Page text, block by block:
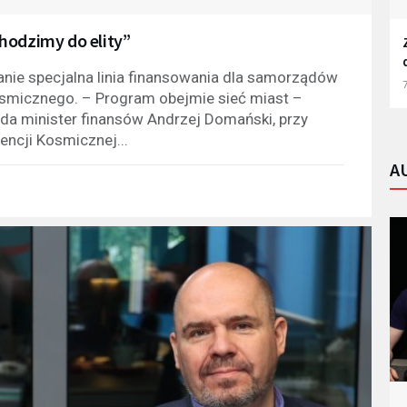
do elity”
specjalna linia finansowania dla samorządów
– Program obejmie sieć miast –
minister finansów Andrzej Domański, przy
Kosmicznej...